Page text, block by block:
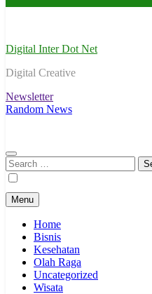
Digital Inter Dot Net
Digital Creative
Newsletter
Random News
Search
for:
Menu
Home
Bisnis
Kesehatan
Olah Raga
Uncategorized
Wisata